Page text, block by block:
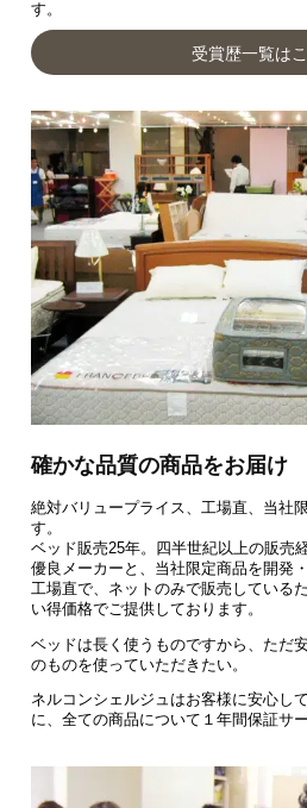
す。
受賞歴一覧は
確かな品質の商品をお届け
絶対バリュープライス、工場直、当社
す。
ベッド販売25年。四半世紀以上の販売
優良メーカーと、当社限定商品を開発
工場直で、ネットのみで販売している
い得価格でご提供しております。
ベッドは長く使うものですから、ただ
のものを使っていただきたい。
ネルコンシェルジュはお客様に安心し
に、全ての商品について１年間保証サ